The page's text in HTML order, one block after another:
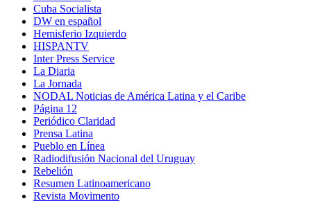
Cuba Socialista
DW en español
Hemisferio Izquierdo
HISPANTV
Inter Press Service
La Diaria
La Jornada
NODAL Noticias de América Latina y el Caribe
Página 12
Periódico Claridad
Prensa Latina
Pueblo en Línea
Radiodifusión Nacional del Uruguay
Rebelión
Resumen Latinoamericano
Revista Movimento